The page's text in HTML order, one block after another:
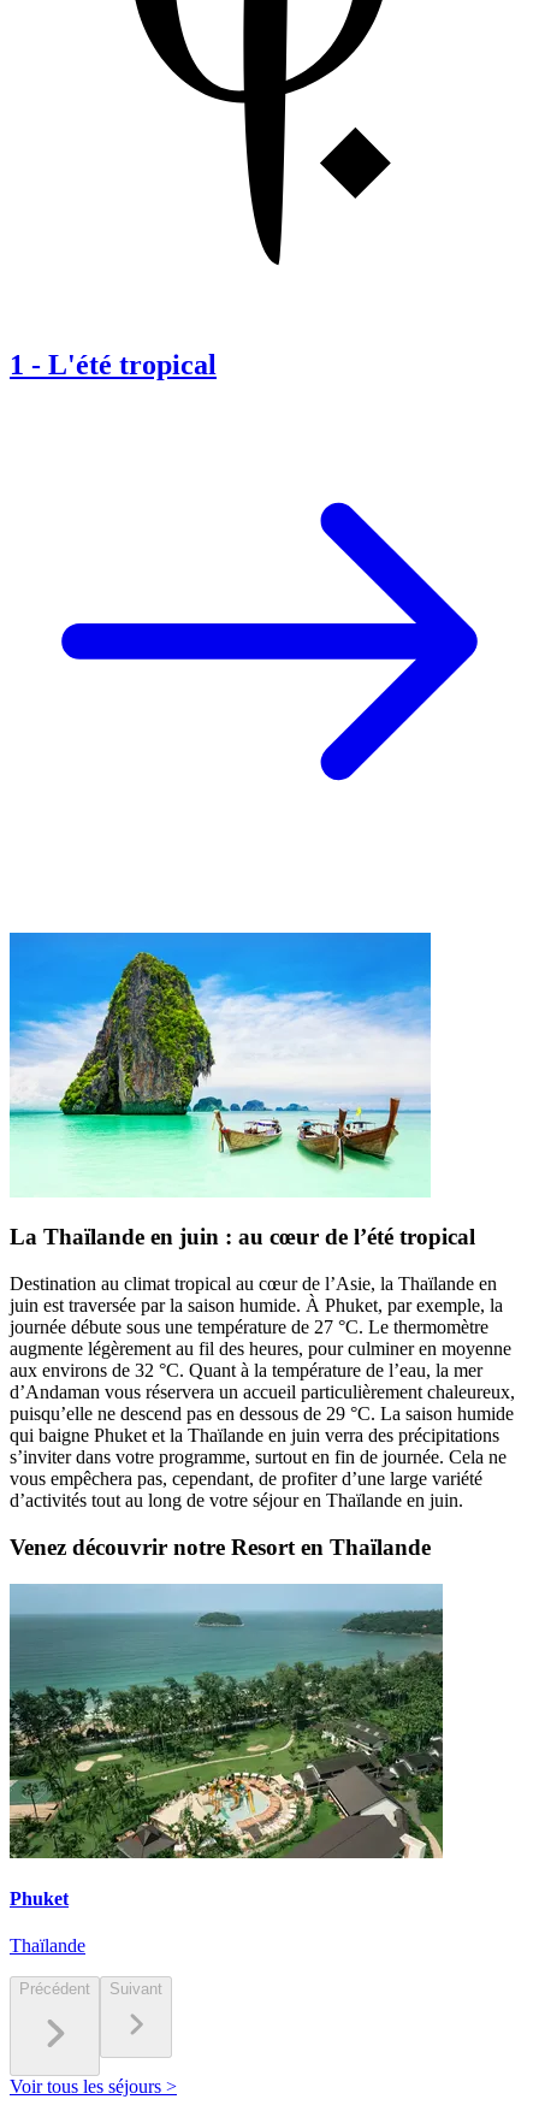
1 - L'été tropical
La Thaïlande en juin : au cœur de l’été tropical
Destination au climat tropical au cœur de l’Asie, la Thaïlande en
juin est traversée par la saison humide. À Phuket, par exemple, la
journée débute sous une température de 27 °C. Le thermomètre
augmente légèrement au fil des heures, pour culminer en moyenne
aux environs de 32 °C. Quant à la température de l’eau, la mer
d’Andaman vous réservera un accueil particulièrement chaleureux,
puisqu’elle ne descend pas en dessous de 29 °C. La saison humide
qui baigne Phuket et la Thaïlande en juin verra des précipitations
s’inviter dans votre programme, surtout en fin de journée. Cela ne
vous empêchera pas, cependant, de profiter d’une large variété
d’activités tout au long de votre séjour en Thaïlande en juin.
Venez découvrir notre Resort en Thaïlande
Phuket
Thaïlande
Précédent Suivant
Voir tous les séjours >